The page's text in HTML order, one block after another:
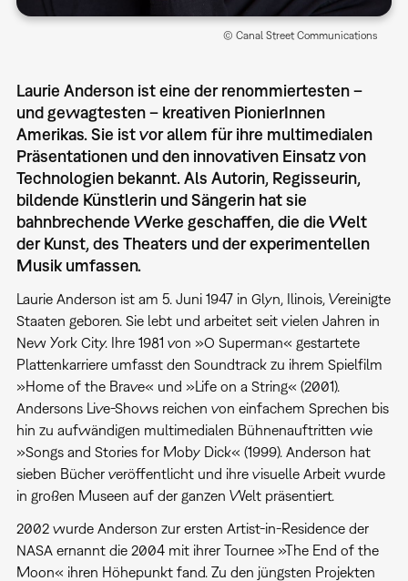
© Canal Street Communications
Laurie Anderson ist eine der renommiertesten –
und gewagtesten – kreativen PionierInnen
Amerikas. Sie ist vor allem für ihre multimedialen
Präsentationen und den innovativen Einsatz von
Technologien bekannt. Als Autorin, Regisseurin,
bildende Künstlerin und Sängerin hat sie
bahnbrechende Werke geschaffen, die die Welt
der Kunst, des Theaters und der experimentellen
Musik umfassen.
Laurie Anderson ist am 5. Juni 1947 in Glyn, Ilinois, Vereinigte
Staaten geboren. Sie lebt und arbeitet seit vielen Jahren in
New York City. Ihre 1981 von »O Superman« gestartete
Plattenkarriere umfasst den Soundtrack zu ihrem Spielfilm
»Home of the Brave« und »Life on a String« (2001).
Andersons Live-Shows reichen von einfachem Sprechen bis
hin zu aufwändigen multimedialen Bühnenauftritten wie
»Songs and Stories for Moby Dick« (1999). Anderson hat
sieben Bücher veröffentlicht und ihre visuelle Arbeit wurde
in großen Museen auf der ganzen Welt präsentiert.
2002 wurde Anderson zur ersten Artist-in-Residence der
NASA ernannt die 2004 mit ihrer Tournee »The End of the
Moon« ihren Höhepunkt fand. Zu den jüngsten Projekten